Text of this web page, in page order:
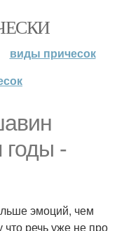
виды причесок
годы -
эмоций, чем
речь уже не про